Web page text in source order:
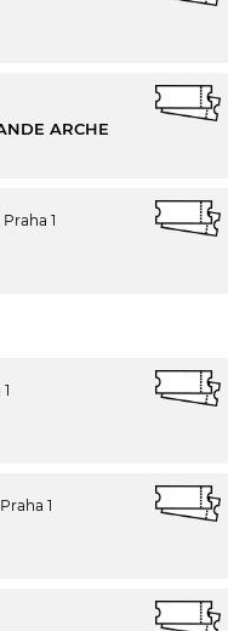
ARCHE
Praha 1
Praha 1